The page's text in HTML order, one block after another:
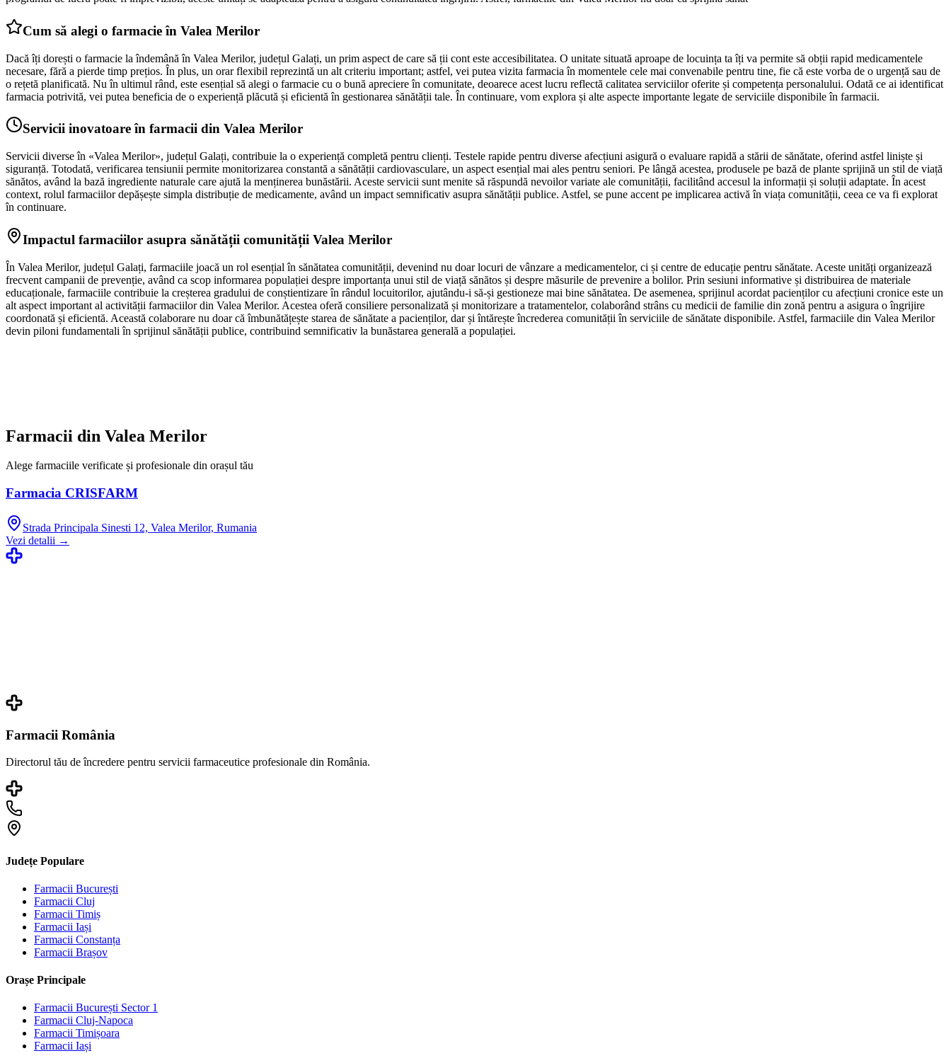
Cum să alegi o farmacie în Valea Merilor
Dacă îți dorești o farmacie la îndemână în Valea Merilor, județul Galați, un prim aspect de care să ții cont este accesibilitatea. O unitate situată aproape de locuința ta îți va permite să obții rapid medicamentele
necesare, fără a pierde timp prețios. În plus, un orar flexibil reprezintă un alt criteriu important; astfel, vei putea vizita farmacia în momentele cele mai convenabile pentru tine, fie că este vorba de o urgență sau de
o rețetă planificată. Nu în ultimul rând, este esențial să alegi o farmacie cu o bună apreciere în comunitate, deoarece acest lucru reflectă calitatea serviciilor oferite și competența personalului. Odată ce ai identificat
farmacia potrivită, vei putea beneficia de o experiență plăcută și eficientă în gestionarea sănătății tale. În continuare, vom explora și alte aspecte importante legate de serviciile disponibile în farmacii.
Servicii inovatoare în farmacii din Valea Merilor
Servicii diverse în «Valea Merilor», județul Galați, contribuie la o experiență completă pentru clienți. Testele rapide pentru diverse afecțiuni asigură o evaluare rapidă a stării de sănătate, oferind astfel liniște și
siguranță. Totodată, verificarea tensiunii permite monitorizarea constantă a sănătății cardiovasculare, un aspect esențial mai ales pentru seniori. Pe lângă acestea, produsele pe bază de plante sprijină un stil de viață
sănătos, având la bază ingrediente naturale care ajută la menținerea bunăstării. Aceste servicii sunt menite să răspundă nevoilor variate ale comunității, facilitând accesul la informații și soluții adaptate. În acest
context, rolul farmaciilor depășește simpla distribuție de medicamente, având un impact semnificativ asupra sănătății publice. Astfel, se pune accent pe implicarea activă în viața comunității, ceea ce va fi explorat
în continuare.
Impactul farmaciilor asupra sănătății comunității Valea Merilor
În Valea Merilor, județul Galați, farmaciile joacă un rol esențial în sănătatea comunității, devenind nu doar locuri de vânzare a medicamentelor, ci și centre de educație pentru sănătate. Aceste unități organizează
frecvent campanii de prevenție, având ca scop informarea populației despre importanța unui stil de viață sănătos și despre măsurile de prevenire a bolilor. Prin sesiuni informative și distribuirea de materiale
educaționale, farmaciile contribuie la creșterea gradului de conștientizare în rândul locuitorilor, ajutându-i să-și gestioneze mai bine sănătatea. De asemenea, sprijinul acordat pacienților cu afecțiuni cronice este un
alt aspect important al activității farmaciilor din Valea Merilor. Acestea oferă consiliere personalizată și monitorizare a tratamentelor, colaborând strâns cu medicii de familie din zonă pentru a asigura o îngrijire
coordonată și eficientă. Această colaborare nu doar că îmbunătățește starea de sănătate a pacienților, dar și întărește încrederea comunității în serviciile de sănătate disponibile. Astfel, farmaciile din Valea Merilor
devin piloni fundamentali în sprijinul sănătății publice, contribuind semnificativ la bunăstarea generală a populației.
Farmacii din Valea Merilor
Alege farmaciile verificate și profesionale din orașul tău
Farmacia CRISFARM
Strada Principala Sinesti 12, Valea Merilor, Rumania
Vezi detalii →
Farmacii România
Directorul tău de încredere pentru servicii farmaceutice profesionale din România.
Județe Populare
Farmacii București
Farmacii Cluj
Farmacii Timiș
Farmacii Iași
Farmacii Constanța
Farmacii Brașov
Orașe Principale
Farmacii București Sector 1
Farmacii Cluj-Napoca
Farmacii Timișoara
Farmacii Iași